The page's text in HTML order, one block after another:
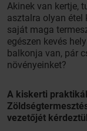
Akinek van kertje,
asztalra olyan étel
saját maga
egészen kevés
balkonja van, pár
növényeinket?
A kiskerti
vezetőjét